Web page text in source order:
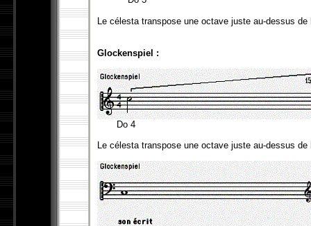
Le célesta transpose une octave juste au-dessus de
Glockenspiel :
Do 4 Do
Le célesta transpose une octave juste au-dessus de